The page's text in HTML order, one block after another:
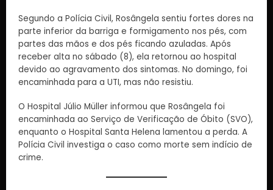
Segundo a Polícia Civil, Rosângela sentiu fortes dores na
parte inferior da barriga e formigamento nos pés, com
partes das mãos e dos pés ficando azuladas. Após
receber alta no sábado (8), ela retornou ao hospital
devido ao agravamento dos sintomas. No domingo, foi
encaminhada para a UTI, mas não resistiu.
O Hospital Júlio Müller informou que Rosângela foi
encaminhada ao Serviço de Verificação de Óbito (SVO),
enquanto o Hospital Santa Helena lamentou a perda. A
Polícia Civil investiga o caso como morte sem indício de
crime.